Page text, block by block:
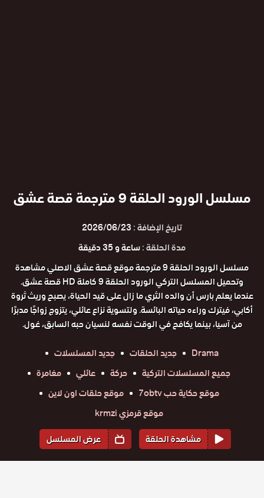
مسلسل الورود الحلقة 9 مترجمة قصة عشق
تاريخ الإضافة :2026/06/23
مدة الحلقة :ساعة و 35 دقيقة
مسلسل الورود الحلقة 9 مترجمة موقع قصة عشق الاصلي مشاهدة
وتحميل المسلسل التركي الورود الحلقة 9 كاملة HD قصة عشق.
عندما يعلم بارس أن والده الثري ما زال على قيد الحياة، يصبح وريث ثروة
أكابي، فيترك وراءه حياته البائسة. ولتسوية نزاع عائلي، يتزوج زواجًا مدبرًا
من آسيا، بينما يكافح في الوقت نفسه لنسيان حبه السابق، غول.
Drama
جديد الحلقات
جديد المسلسلات
جميع المسلسلات التركية
حركة عائلي
مغامرة
موقع حكاية حب 7obtv
موقع حلقات اون لاين
موقع قرمزي krmzi
مشاهدة الحلقة
عرض المسلسل